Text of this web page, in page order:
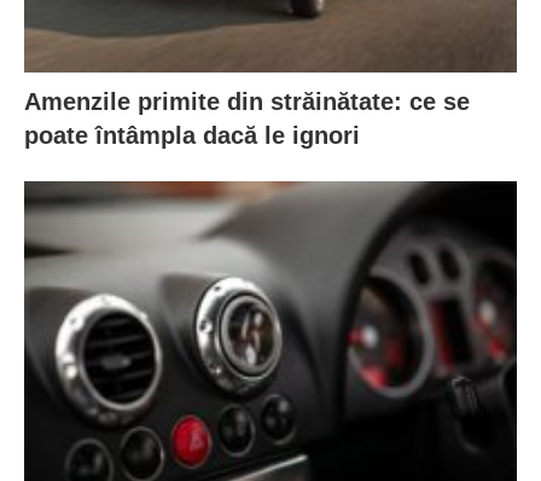
Amenzile primite din străinătate: ce se
poate întâmpla dacă le ignori